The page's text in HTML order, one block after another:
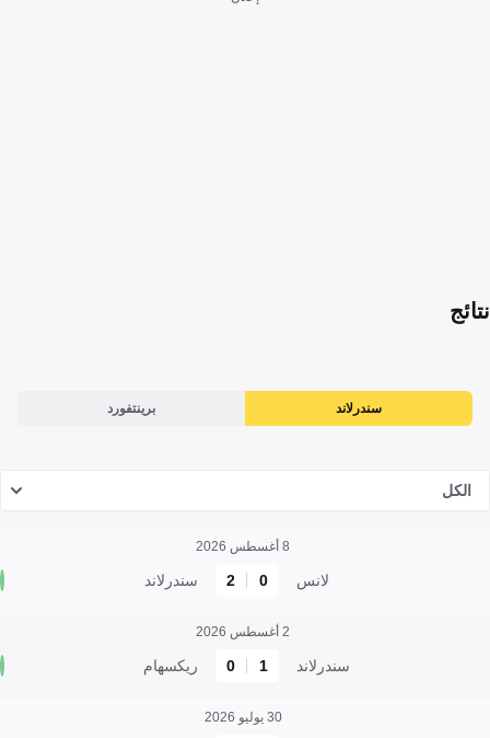
نتائج
سندرلاند برينتفورد
الكل
8 أغسطس 2026
لانس 0
2 سندرلاند
2 أغسطس 2026
سندرلاند 1
0 ريكسهام
30 يوليو 2026